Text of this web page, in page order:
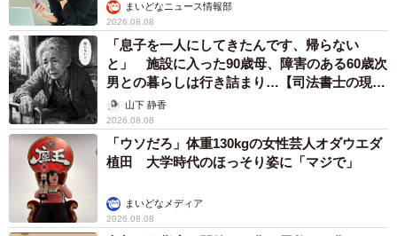
まいどなニュース情報部
2026.08.08
「息子を一人にしてきたんです、帰らない
と」 施設に入った90歳母、障害のある60歳次
男との暮らしは行き詰まり…【司法書士の現場
から】山下 静香
2026.08.08
「ウソだろ」体重130kgの女性芸人オダウエダ
植田 大学時代のほっそり姿に「マジで」
まいどなメディア
2026.08.08